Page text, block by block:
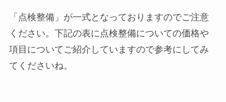
「点検整備」が一式となっておりますのでご注意
ください。下記の表に点検整備についての価格や
項目についてご紹介していますので参考にしてみ
てくださいね。